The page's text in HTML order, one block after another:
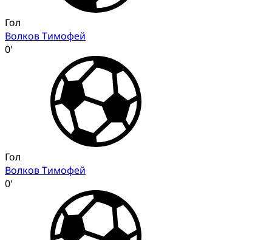
Гол
Волков Тимофей
0'
Гол
Волков Тимофей
0'